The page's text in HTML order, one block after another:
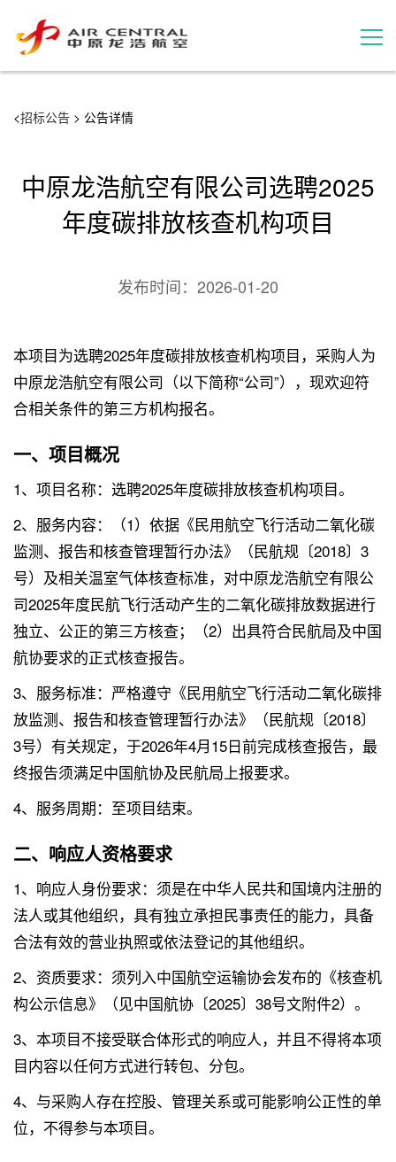
用户案例
<招标公告 > 公告详情
中原龙浩航空有限公司选聘2025
年度碳排放核查机构项目
发布时间： 2026-01-20
本项目为选聘2025年度碳排放核查机构项目，采购人为
中原龙浩航空有限公司（以下简称“公司”），现欢迎符
合相关条件的第三方机构报名。
一、项目概况
1、项目名称：选聘2025年度碳排放核查机构项目。
2、服务内容：（1）依据《民用航空飞行活动二氧化碳
监测、报告和核查管理暂行办法》（民航规〔2018〕3
号）及相关温室气体核查标准，对中原龙浩航空有限公
司2025年度民航飞行活动产生的二氧化碳排放数据进行
独立、公正的第三方核查；（2）出具符合民航局及中国
航协要求的正式核查报告。
3、服务标准：严格遵守《民用航空飞行活动二氧化碳排
放监测、报告和核查管理暂行办法》（民航规〔2018〕
3号）有关规定，于2026年4月15日前完成核查报告，最
终报告须满足中国航协及民航局上报要求。
4、服务周期：至项目结束。
二、响应人资格要求
1、响应人身份要求：须是在中华人民共和国境内注册的
法人或其他组织，具有独立承担民事责任的能力，具备
合法有效的营业执照或依法登记的其他组织。
2、资质要求：须列入中国航空运输协会发布的《核查机
构公示信息》（见中国航协〔2025〕38号文附件2）。
3、本项目不接受联合体形式的响应人，并且不得将本项
目内容以任何方式进行转包、分包。
4、与采购人存在控股、管理关系或可能影响公正性的单
位，不得参与本项目。